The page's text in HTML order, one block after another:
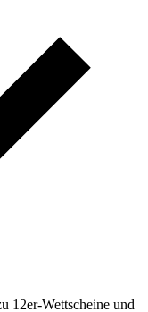
12er-Wettscheine und